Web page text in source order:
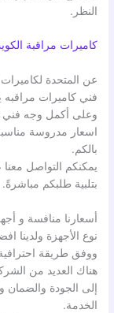
النظر.
كاميرات مراقبة
عن المتحدة
فني كاميرات
وعلى أكمل وجه فني
اسعار مدروسة
بالكم.
بتلبية طلبكم مباشرةً.
أسعارنا منافسة و
نوع الأجهزة
ووفق طريقة
هناك العديد من
إلى الجودة والضمان
الخدمة.